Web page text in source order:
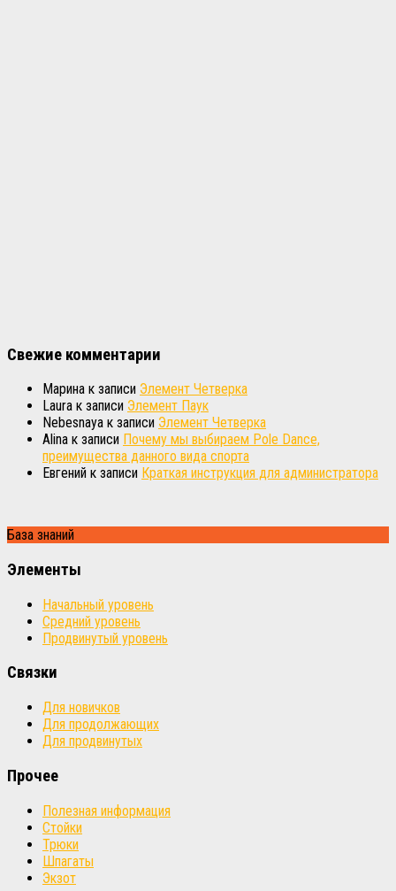
Свежие комментарии
Марина к записи Элемент Четверка
Laura к записи Элемент Паук
Nebesnaya к записи Элемент Четверка
Alina к записи Почему мы выбираем Pole Dance,
преимущества данного вида спорта
Евгений к записи Краткая инструкция для администратора
База знаний
Элементы
Начальный уровень
Средний уровень
Продвинутый уровень
Связки
Для новичков
Для продолжающих
Для продвинутых
Прочее
Полезная информация
Стойки
Трюки
Шпагаты
Экзот